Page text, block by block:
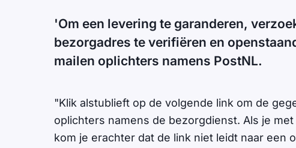
'Om een levering te garanderen,
bezorgadres te verifiëren en
mailen oplichters namens PostNL.
"Klik alstublieft op de volgende link om de
oplichters namens de bezorgdienst. Als je
kom je erachter dat de link niet leidt naar een